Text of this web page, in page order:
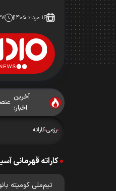
۱۶ مرداد ۱۴۰۵
آخرین
اخبار:
رزمیکاراته
کاراته قهرمانی
تیم‌ملی کومیته